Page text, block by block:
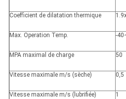
Coefficient de dilatation thermique
Max. Operation Temp. -
MPA maximal de charge 50
Vitesse maximale m/s (sèche) 0,5
Vitesse maximale m/s (lubrifiée) 1